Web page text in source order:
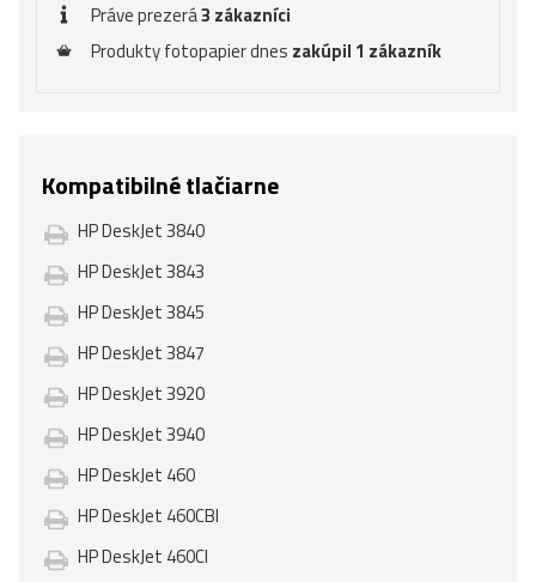
Práve prezerá3 zákazníci
Produkty fotopapier dnes zakúpil 1 zákazník
Kompatibilné tlačiarne
HP DeskJet 3840
HP DeskJet 3843
HP DeskJet 3845
HP DeskJet 3847
HP DeskJet 3920
HP DeskJet 3940
HP DeskJet 460
HP DeskJet 460CBI
HP DeskJet 460CI